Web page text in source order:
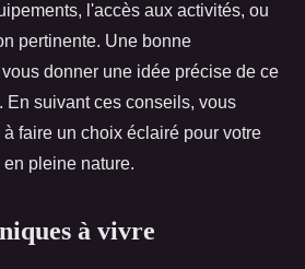
l'accès aux activités, ou
pertinente. Une bonne
donner une idée précise de ce
En suivant ces conseils, vous
faire un choix éclairé pour votre
pleine nature.
à vivre